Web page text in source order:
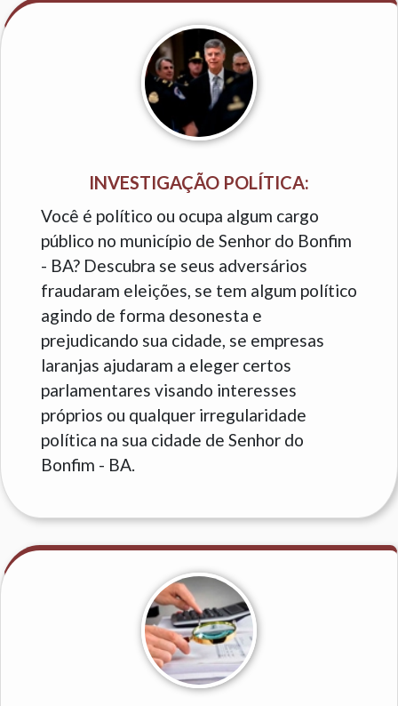
INVESTIGAÇÃO POLÍTICA:
Você é político ou ocupa algum cargo
público no município de Senhor do Bonfim
- BA? Descubra se seus adversários
fraudaram eleições, se tem algum político
agindo de forma desonesta e
prejudicando sua cidade, se empresas
laranjas ajudaram a eleger certos
parlamentares visando interesses
próprios ou qualquer irregularidade
política na sua cidade de Senhor do
Bonfim - BA.